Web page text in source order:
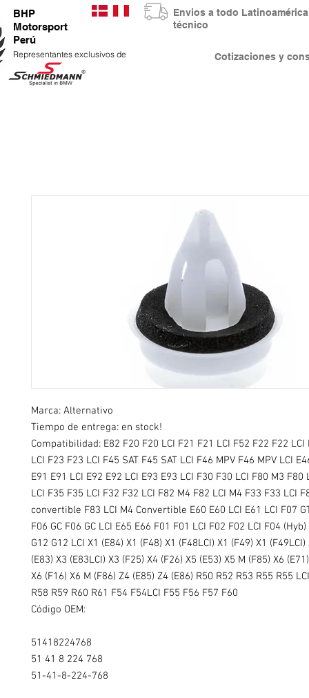
BHP
Motorsport
Perú
Representantes exclusivos de Cotizaciones y
Envios a todo
técnico
Marca: Alternativo
Tiempo de entrega: en stock!
Compatibilidad: E82 F20 F20 LCI F21 F21 LCI F52 F22 F22 LCI
LCI F23 F23 LCI F45 SAT F45 SAT LCI F46 MPV F46 MPV LCI
E91 E91 LCI E92 E92 LCI E93 E93 LCI F30 F30 LCI F80 M3 F80
LCI F35 F35 LCI F32 F32 LCI F82 M4 F82 LCI M4 F33 F33 LCI
convertible F83 LCI M4 Convertible E60 E60 LCI E61 LCI F07
F06 GC F06 GC LCI E65 E66 F01 F01 LCI F02 F02 LCI F04 (Hyb)
G12 G12 LCI X1 (E84) X1 (F48) X1 (F48LCI) X1 (F49) X1
(E83) X3 (E83LCI) X3 (F25) X4 (F26) X5 (E53) X5 M (F85) X6
X6 (F16) X6 M (F86) Z4 (E85) Z4 (E86) R50 R52 R53 R55 R55
R58 R59 R60 R61 F54 F54LCI F55 F56 F57 F60
Código OEM:
51418224768
51 41 8 224 768
51-41-8-224-768